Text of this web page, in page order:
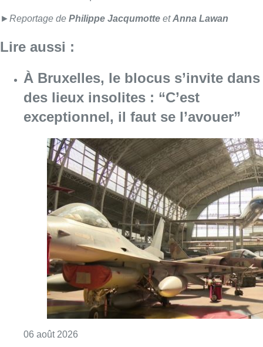
06 août 2026Consulter l'article "À Bruxelles, le blocus
Saint-Géry : un ancien bras de la
Senne et une ancienne brasserie
classés au patrimoine bruxellois